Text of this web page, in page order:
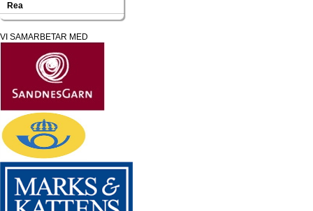
Rea
VI SAMARBETAR MED